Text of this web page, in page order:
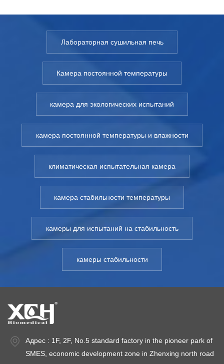
Лабораторная сушильная печь
Камера постоянной температуры
камера для экологических испытаний
камера постоянной температуры и влажности
климатическая испытательная камера
камера стабильности температуры
камеры для испытаний на стабильность
камеры стабильности
Адрес : 1F, 2F, No.5 standard factory in the pioneer park of
SMES, economic development zone in Zhenxing north road